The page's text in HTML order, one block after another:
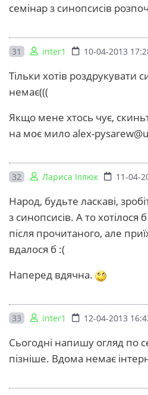
семінар з синопсисів
31 inter1 10-04-2013
Тільки хотів роздрукувати
немає(((
Якщо мене хтось чує,
на моє милоalex-
32 Лариса Іллюк 11-04-
Народ, будьте ласкаві,
з синопсисів. А то хотілося
після прочитаного, але
вдалося б :(
Наперед вдячна.
33 inter1 12-04-2013
Сьогодні напишу огляд по
пізніше. Вдома немає